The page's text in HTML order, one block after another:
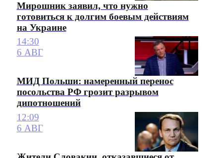
Мирошник заявил, что нужно
готовиться к долгим боевым действиям
на Украине
14:30
6 АВГ
МИД Польши: намеренный перенос
посольства РФ грозит разрывом
дипотношений
12:09
6 АВГ